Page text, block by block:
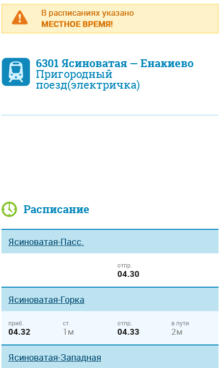
В расписаниях указано
МЕСТНОЕ ВРЕМЯ!
6301 Ясиноватая — Енакиево
Пригородный
поезд(электричка)
Расписание
Ясиноватая-Пасс.
отпр.
04.30
Ясиноватая-Горка
приб.
04.32
ст.
1м
отпр.
04.33
в пути
2м
Ясиноватая-Западная